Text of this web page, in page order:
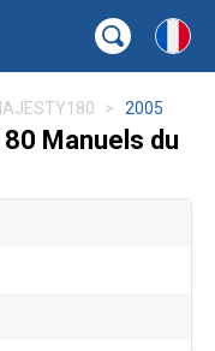
2005
Manuels du